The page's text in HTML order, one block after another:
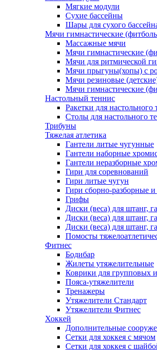
Мягкие модули
Сухие бассейны
Шары для сухого
Мячи гимнастические
Массажные мячи
Мячи гимнастические
Мячи для ритмической
Мячи прыгуны(хопы) с
Мячи резиновые
Мячи гимнастические
Настольный теннис
Ракетки для настольного
Столы для настольного
Трибуны
Тяжелая атлетика
Гантели литые чугунные
Гантели наборные
Гантели неразборные
Гири для соревнований
Гири литые чугун
Гири сборно-разборные
Грифы
Диски (веса) для штанг,
Диски (веса) для штанг,
Диски (веса) для штанг,
Помосты
Фитнес
Бодибар
Жилеты утяжелительные
Коврики для групповых
Пояса-утяжелители
Тренажеры
Утяжелители Стандарт
Утяжелители Фитнес
Хоккей
Дополнительные
Сетки для хоккея с мячом
Сетки для хоккея с